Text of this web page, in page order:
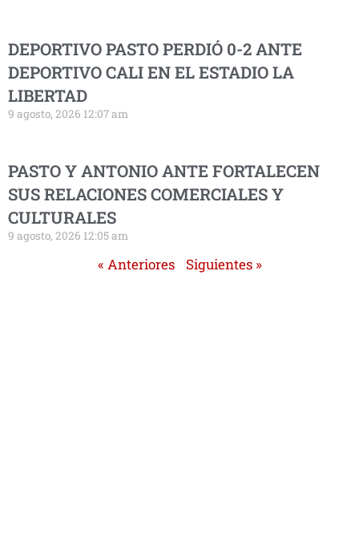
DEPORTIVO PASTO PERDIÓ 0-2 ANTE
DEPORTIVO CALI EN EL ESTADIO LA
LIBERTAD
9 agosto, 2026 12:07 am
PASTO Y ANTONIO ANTE FORTALECEN
SUS RELACIONES COMERCIALES Y
CULTURALES
9 agosto, 2026 12:05 am
« Anteriores Siguientes »